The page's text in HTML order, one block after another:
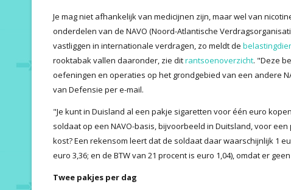
Je mag niet afhankelijk van medicijnen zijn, maar wel van
onderdelen van de NAVO (Noord-Atlantische
vastliggen in internationale verdragen, zo meldt de
rooktabak vallen daaronder, zie ditrantsoenoverzicht. "Deze
oefeningen en operaties op het grondgebied van een andere
van Defensie per e-mail.
"Je kunt in Duisland al een pakje sigaretten voor één euro
soldaat op een NAVO-basis, bijvoorbeeld in Duitsland, voor
kost? Een rekensom leert dat de soldaat daar waarschijnlijk 1
euro 3,36; en de BTW van 21 procent is euro 1,04), omdat er
Twee pakjes per dag